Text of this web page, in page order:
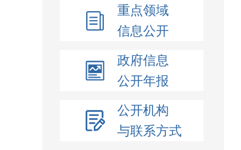
重点领域
信息公开
政府信息
公开年报
公开机构
与联系方式